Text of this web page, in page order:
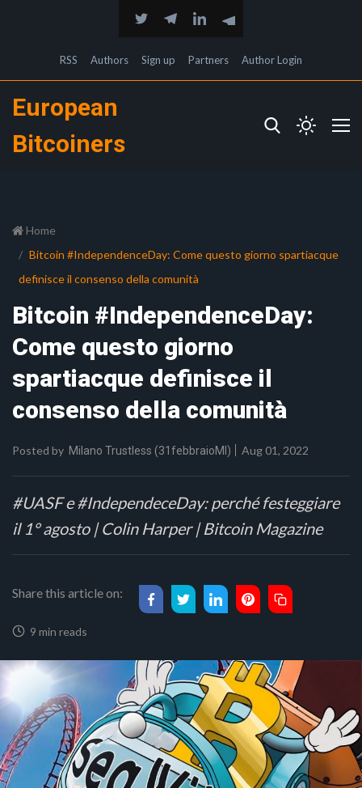
RSS Authors Sign up Partners Author Login
European
Bitcoiners
Home
Bitcoin #IndependenceDay: Come questo giorno spartiacque
definisce il consenso della comunità
Bitcoin #IndependenceDay:
Come questo giorno
spartiacque definisce il
consenso della comunità
Posted by Milano Trustless (31febbraioMI) Aug 01, 2022
#UASF e #IndependeceDay: perché festeggiare
il 1° agosto | Colin Harper | Bitcoin Magazine
Share this article on:
9 min reads